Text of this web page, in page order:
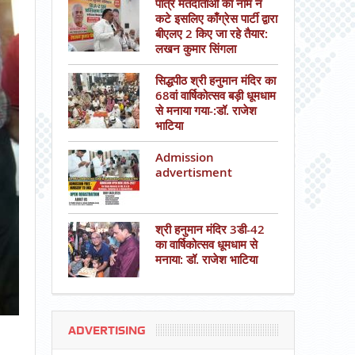
पात्र मतदाताओं का नाम न
कटे इसलिए काँग्रेस पार्टी द्वारा
बीएलए 2 किए जा रहे तैयार:
लखन कुमार सिंगला
सिद्धपीठ श्री हनुमान मंदिर का
68वां वार्षिकोत्सव बड़ी धूमधाम
से मनाया गया-:डॉ. राजेश
भाटिया
Admission
advertisment
श्री हनुमान मंदिर 3डी-42
का वार्षिकोत्सव धूमधाम से
मनाया: डॉ. राजेश भाटिया
ADVERTISING